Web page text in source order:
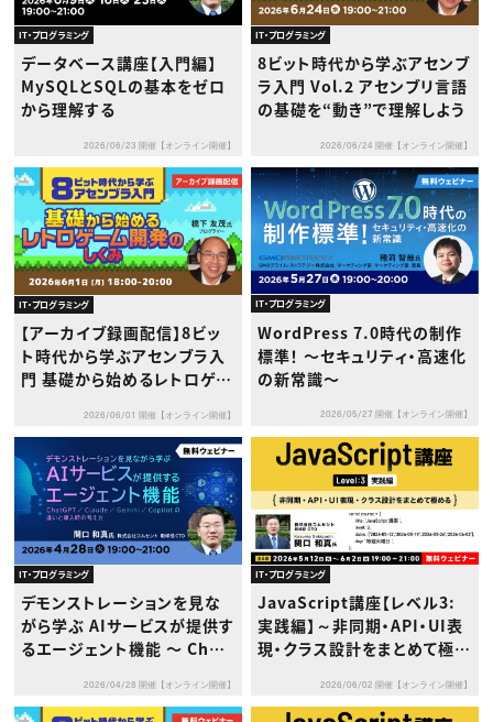
IT・プログラミング
データベース講座【入門編】
MySQLとSQLの基本をゼロ
から理解する
2026/06/23 開催【オンライン開催】
IT・プログラミング
8ビット時代から学ぶアセンブ
ラ入門 Vol.2 アセンブリ言語
の基礎を“動き”で理解しよう
2026/06/24 開催【オンライン開催】
IT・プログラミング
【アーカイブ録画配信】8ビッ
ト時代から学ぶアセンブラ入
門 基礎から始めるレトロゲー
2026/06/01 開催【オンライン開催】
IT・プログラミング
WordPress 7.0時代の制作
標準！ 〜セキュリティ・高速化
の新常識〜
2026/05/27 開催【オンライン開催】
IT・プログラミング
デモンストレーションを見な
がら学ぶ AIサービスが提供す
るエージェント機能 〜 Chat
opilotの違いと導入時の考え
2026/04/28 開催【オンライン開催】
IT・プログラミング
JavaScript講座【レベル3:
実践編】～非同期・API・UI表
現・クラス設計をまとめて極め
2026/06/02 開催【オンライン開催】